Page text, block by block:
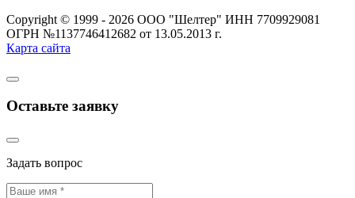
Copyright © 1999 - 2026 ООО "Шелтер" ИНН 7709929081
ОГРН №1137746412682 от 13.05.2013 г.
Карта сайта
Оставьте заявку
Задать вопрос